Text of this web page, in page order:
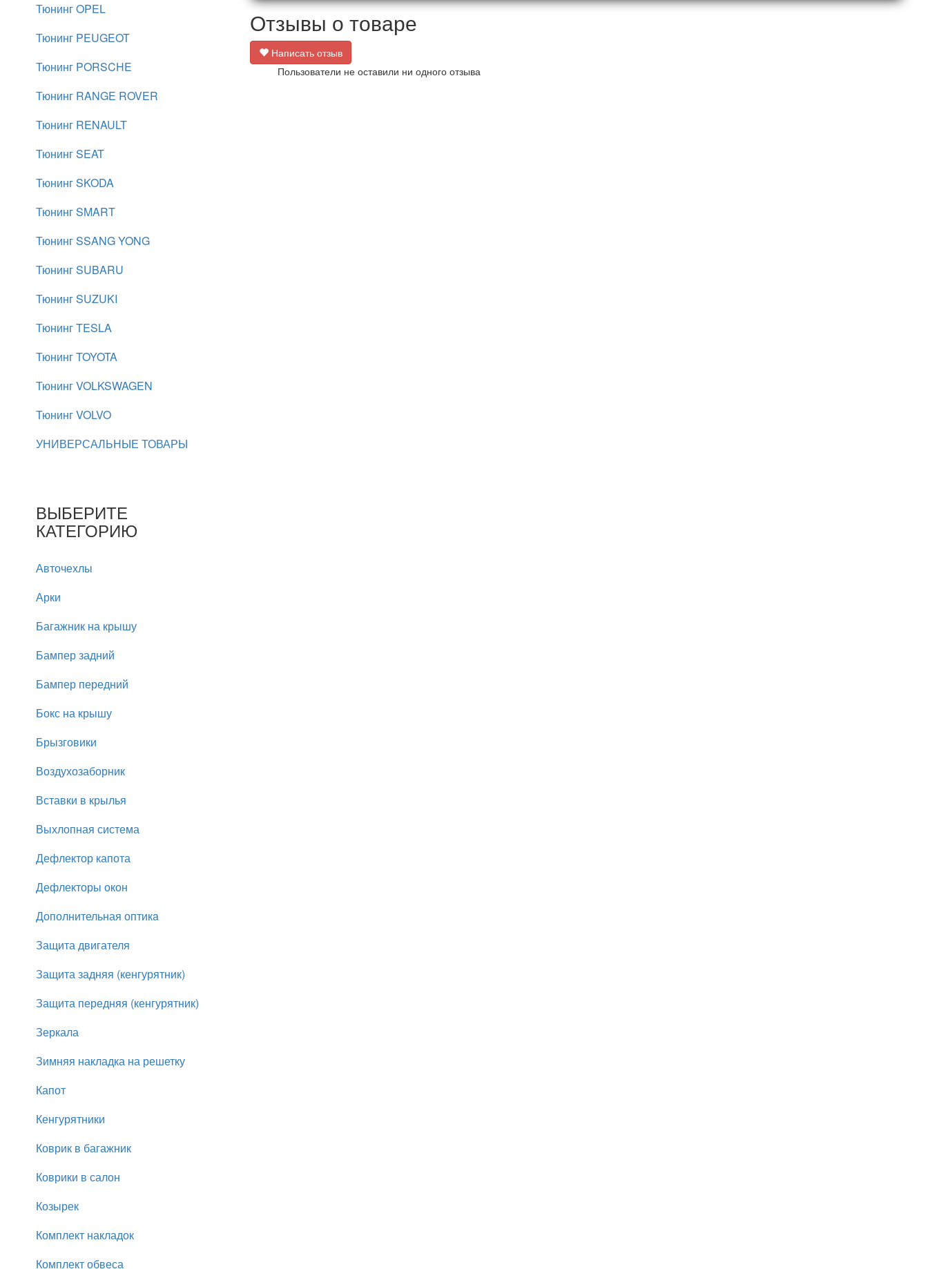
Тюнинг OPEL
Тюнинг PEUGEOT
Тюнинг PORSCHE
Тюнинг RANGE ROVER
Тюнинг RENAULT
Тюнинг SEAT
Тюнинг SKODA
Тюнинг SMART
Тюнинг SSANG YONG
Тюнинг SUBARU
Тюнинг SUZUKI
Тюнинг TESLA
Тюнинг TOYOTA
Тюнинг VOLKSWAGEN
Тюнинг VOLVO
УНИВЕРСАЛЬНЫЕ ТОВАРЫ
ВЫБЕРИТЕ
КАТЕГОРИЮ
Авточехлы
Арки
Багажник на крышу
Бампер задний
Бампер передний
Бокс на крышу
Брызговики
Воздухозаборник
Вставки в крылья
Выхлопная система
Дефлектор капота
Дефлекторы окон
Дополнительная оптикa
Защита двигателя
Защита задняя (кенгурятник)
Защита передняя (кенгурятник)
Зеркала
Зимняя накладка на решетку
Капот
Кенгурятники
Коврик в багажник
Коврики в салон
Козырек
Комплект накладок
Комплект обвеса
Отзывы о товаре
Написать отзыв
Пользователи не оставили ни одного отзыва